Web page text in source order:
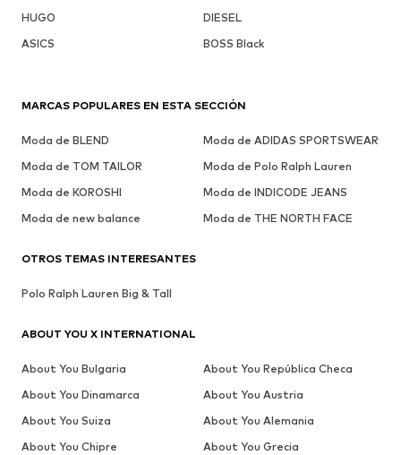
HUGO
DIESEL
ASICS
BOSS Black
MARCAS POPULARES EN ESTA SECCIÓN
Moda de BLEND
Moda de ADIDAS SPORTSWEAR
Moda de TOM TAILOR
Moda de Polo Ralph Lauren
Moda de KOROSHI
Moda de INDICODE JEANS
Moda de new balance
Moda de THE NORTH FACE
OTROS TEMAS INTERESANTES
Polo Ralph Lauren Big & Tall
ABOUT YOU X INTERNATIONAL
About You Bulgaria
About You República Checa
About You Dinamarca
About You Austria
About You Suiza
About You Alemania
About You Chipre
About You Grecia